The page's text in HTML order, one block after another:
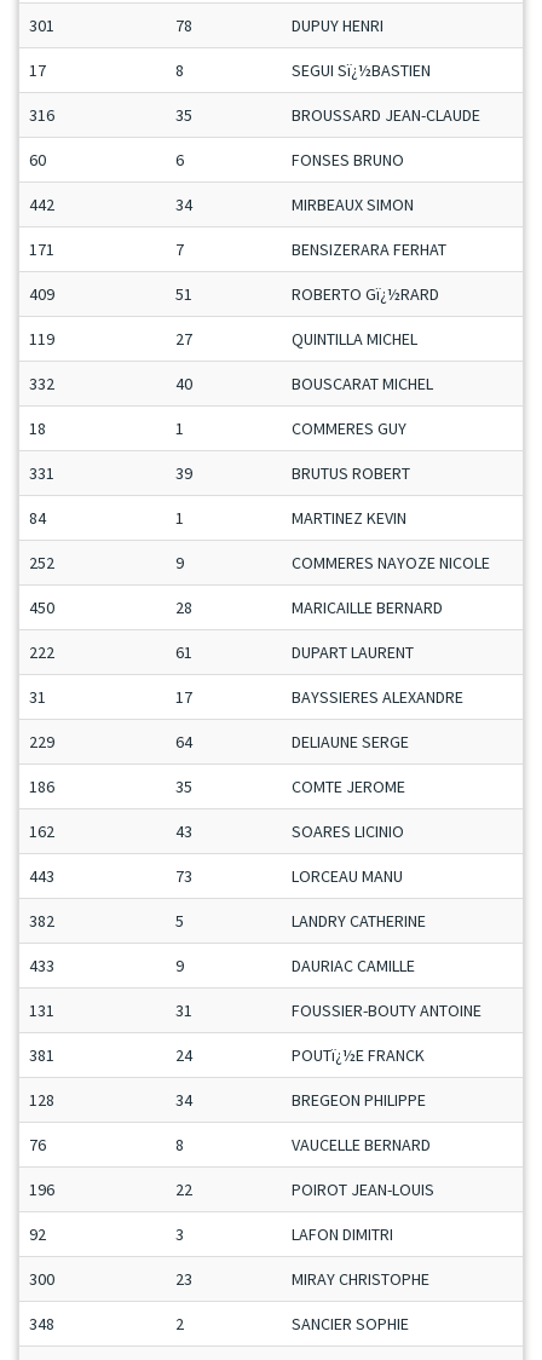
301 78 DUPUY HENRI
17 8 SEGUI Sï¿½BASTIEN
316 35 BROUSSARD JEAN-CLAUDE
60 6 FONSES BRUNO
442 34 MIRBEAUX SIMON
171 7 BENSIZERARA FERHAT
409 51 ROBERTO Gï¿½RARD
119 27 QUINTILLA MICHEL
332 40 BOUSCARAT MICHEL
18 1 COMMERES GUY
331 39 BRUTUS ROBERT
84 1 MARTINEZ KEVIN
252 9 COMMERES NAYOZE NICOLE
450 28 MARICAILLE BERNARD
222 61 DUPART LAURENT
31 17 BAYSSIERES ALEXANDRE
229 64 DELIAUNE SERGE
186 35 COMTE JEROME
162 43 SOARES LICINIO
443 73 LORCEAU MANU
382 5 LANDRY CATHERINE
433 9 DAURIAC CAMILLE
131 31 FOUSSIER-BOUTY ANTOINE
381 24 POUTï¿½E FRANCK
128 34 BREGEON PHILIPPE
76 8 VAUCELLE BERNARD
196 22 POIROT JEAN-LOUIS
92 3 LAFON DIMITRI
300 23 MIRAY CHRISTOPHE
348 2 SANCIER SOPHIE